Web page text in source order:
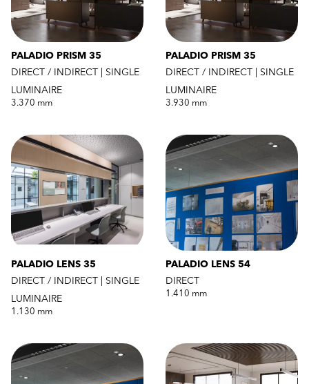
PALADIO PRISM 35
DIRECT / INDIRECT | SINGLE
LUMINAIRE
3.370 mm
PALADIO PRISM 35
DIRECT / INDIRECT | SINGLE
LUMINAIRE
3.930 mm
PALADIO LENS 35
DIRECT / INDIRECT | SINGLE
LUMINAIRE
1.130 mm
PALADIO LENS 54
DIRECT
1.410 mm